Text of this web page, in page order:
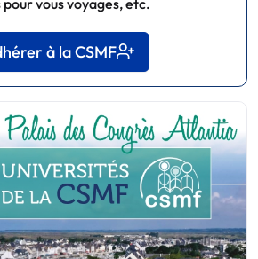
à la CSMF